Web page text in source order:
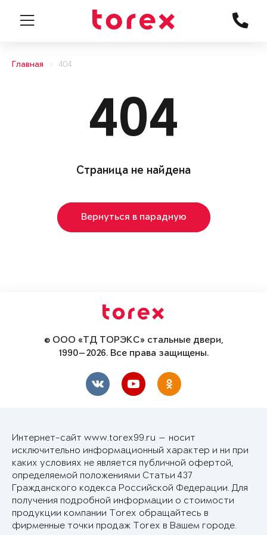
Главная 404
404
Страница не найдена
Вернуться в парадную
© ООО «ТД ТОРЭКС» стальные двери,
1990—2026. Все права защищены.
Интернет-сайт www.torex99.ru — носит
исключительно информационный характер и ни при
каких условиях не является публичной офертой,
определяемой положениями Статьи 437
Гражданского кодекса Российской Федерации. Для
получения подробной информации о стоимости
продукции компании Torex обращайтесь в
фирменные точки продаж Torex в Вашем городе.